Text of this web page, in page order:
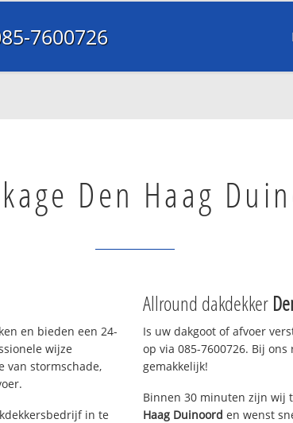
7600726
Den Haag
en bieden een 24-
wijze
van stormschade,
in te
Allround dakdekker
Is uw dakgoot of afvoer
op via 085-7600726. Bij
gemakkelijk!
Binnen 30 minuten zijn wij
Haag Duinoord en wenst